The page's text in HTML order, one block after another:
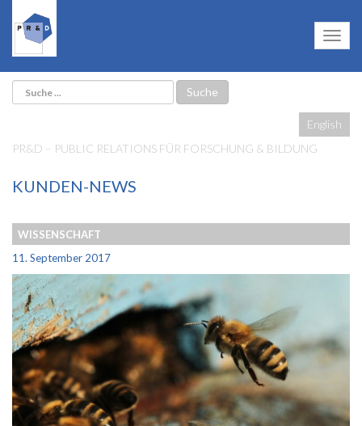
English
PR&D – PUBLIC RELATIONS FÜR FORSCHUNG & BILDUNG
KUNDEN-NEWS
WISSENSCHAFT
11. September 2017